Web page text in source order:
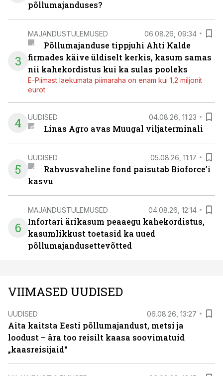
põllumajanduses?
3
MAJANDUSTULEMUSED 06.08.26, 09:34
Põllumajanduse tippjuhi Ahti Kalde
firmades käive üldiselt kerkis, kasum samas
nii kahekordistus kui ka sulas pooleks
E-Piimast laekumata piimaraha on enam kui 1,2 miljonit
eurot
4 UUDISED 04.08.26, 11:23
Linas Agro avas Muugal viljaterminali
5
UUDISED 05.08.26, 11:17
Rahvusvaheline fond paisutab Bioforce’i
kasvu
6
MAJANDUSTULEMUSED 04.08.26, 12:14
Infortari ärikasum peaaegu kahekordistus,
kasumlikkust toetasid ka uued
põllumajandusettevõtted
VIIMASED UUDISED
UUDISED 06.08.26, 13:27
Aita kaitsta Eesti põllumajandust, metsi ja
loodust – ära too reisilt kaasa soovimatuid
„kaasreisijaid“